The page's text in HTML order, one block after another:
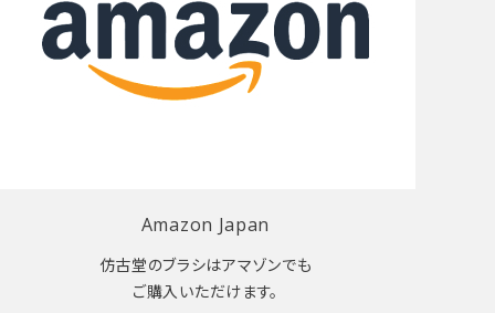
Amazon Japan
仿古堂のブラシはアマゾンでも
ご購入いただけます。